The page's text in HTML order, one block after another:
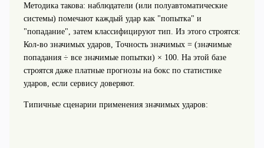
Методика такова: наблюдатели (или полуавтоматические
системы) помечают каждый удар как "попытка" и
"попадание", затем классифицируют тип. Из этого строятся:
Кол-во значимых ударов, Точность значимых = (значимые
попадания ÷ все значимые попытки) × 100. На этой базе
строятся даже платные прогнозы на бокс по статистике
ударов, если сервису доверяют.
Типичные сценарии применения значимых ударов: